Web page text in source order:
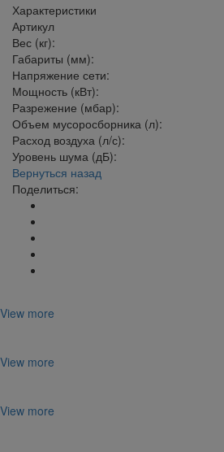
Характеристики
Артикул
Вес (кг):
Габариты (мм):
Напряжение сети:
Мощность (кВт):
Разрежение (мбар):
Объем мусоросборника (л):
Расход воздуха (л/с):
Уровень шума (дБ):
Вернуться назад
Поделиться:
View more
View more
View more